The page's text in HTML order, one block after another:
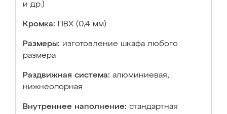
и др.)
Кромка: ПВХ (0,4 мм)
Размеры: изготовление шкафа любого
размера
Раздвижная система: алюминиевая,
нижнеопорная
Внутреннее наполнение: стандартная